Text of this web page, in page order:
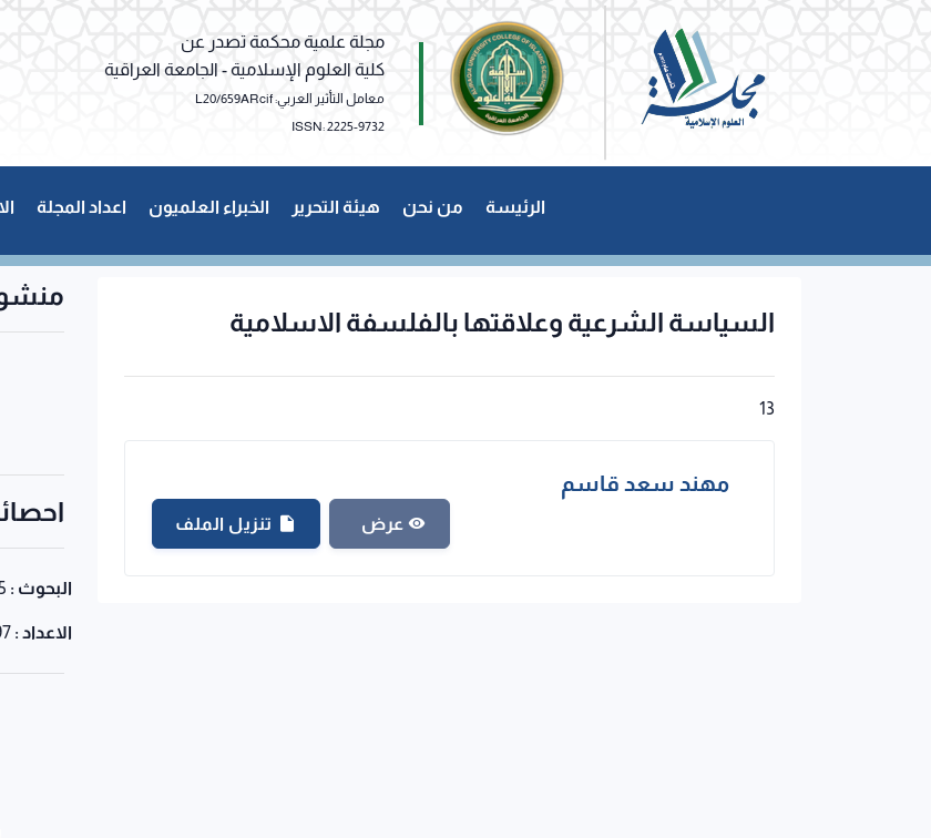
مجلة علمية محكمة تصدر عن
كلية العلوم الإسلامية - الجامعة العراقية
معامل التأثير العربي: L20/659ARcif
ISSN: 2225-9732
الرئيسة من نحن هيئة التحرير الخبراء العلميون اعداد المجلة
السياسة الشرعية وعلاقتها بالفلسفة الاسلامية
13
مهند سعد قاسم
عرض تنزيل الملف
البحوث :
الاعداد :